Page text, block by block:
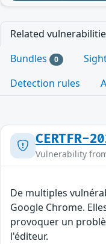
Related
Bundles 0
Detection rules
CERTFR-
Vulnerability
De multiples
Google Chrome.
provoquer un
l'éditeur.